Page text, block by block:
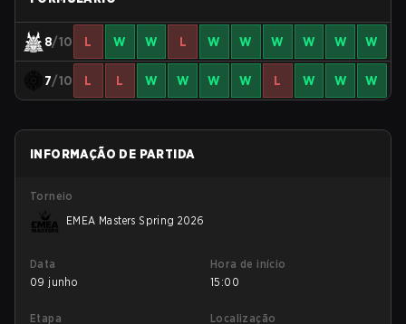
8/10 L W W L W W W W W W
7/10 L L W W W W L W W W
INFORMAÇÃO DE PARTIDA
Torneio
EMEA Masters Spring 2026
Data
09 junho
Hora de início
15:00
Etapa
Localização